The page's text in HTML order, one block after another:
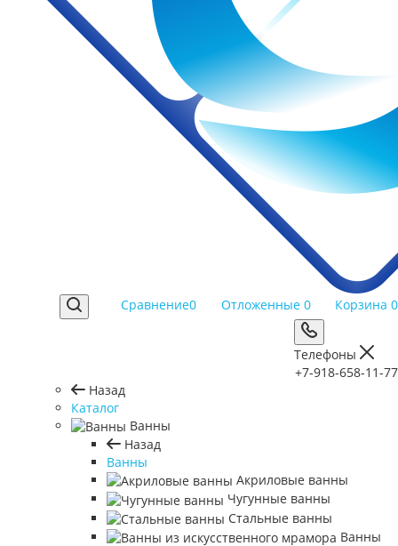
Сравнение0 Отложенные 0 Корзина 0
Телефоны
+7-918-658-11-77
Назад
Каталог
Ванны
Назад
Ванны
Акриловые ванны
Чугунные ванны
Стальные ванны
Ванны